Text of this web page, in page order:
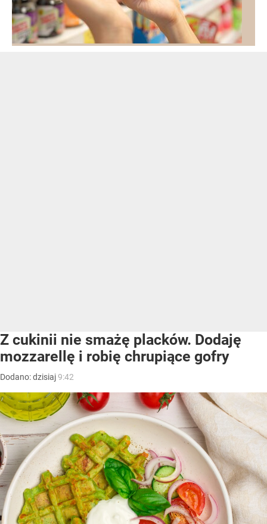
Z cukinii nie smażę placków. Dodaję
mozzarellę i robię chrupiące gofry
Dodano:dzisiaj9:42